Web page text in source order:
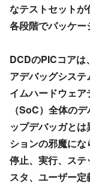
なテストセット
各段階でパッケー
DCDのPICコア
アデバッグシス
イムハードウェ
（SoC）全体の
ップデバッガと
ションの邪魔に
停止、実行、ス
スタ、ユーザー